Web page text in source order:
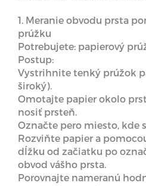
1. Meranie obvodu prsta
prúžku
Potrebujete: papierový
Postup:
Vystrihnite tenký prúžok
široký).
Omotajte papier okolo
nosiť prsteň.
Označte pero miesto, kde
Rozviňte papier a
dĺžku od začiatku po
obvod vášho prsta.
Porovnajte nameranú